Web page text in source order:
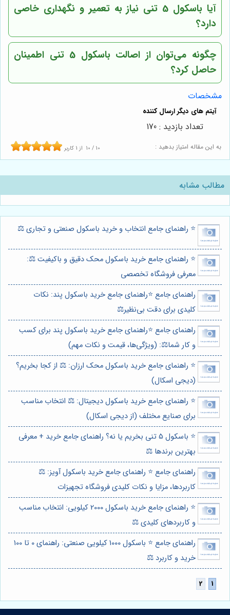
آیا باسکول 5 تنی نیاز به تعمیر و نگهداری خاصی
دارد؟
چگونه می‌توان از اصالت باسکول 5 تنی اطمینان
حاصل کرد؟
مشخصات
به این مقاله امتیاز بدهید : 10 / 10 از 1 کاربر
تعداد بازدید : 170
مطالب مشابه
⭐️ راهنمای جامع انتخاب و خرید باسکول صنعتی و تجاری ⚖️
⭐️ راهنمای جامع خرید باسکول محک دقیق و باکیفیت ⚖️:
معرفی فروشگاه تخصصی
راهنمای جامع ⭐️راهنمای جامع خرید باسکول پند: نکات
کلیدی برای دقت بی‌نظیر⚖️
راهنمای جامع ⭐️راهنمای جامع خرید باسکول پند برای کسب
و کار شما⚖️: (ویژگی‌ها، قیمت و نکات مهم)
⭐️ راهنمای جامع خرید باسکول محک ارزان: ⚖️ از کجا بخریم؟
(دیجی اسکال)
⭐️ راهنمای جامع خرید باسکول دیجیتال: ⚖️ انتخاب مناسب
برای صنایع مختلف (از دیجی اسکال)
⭐️ باسکول 5 تنی بخریم یا نه؟ راهنمای جامع خرید + معرفی
بهترین برندها ⚖️
راهنمای جامع ⭐️ راهنمای جامع خرید باسکول آویز: ⚖️
کاربردها، مزایا و نکات کلیدی فروشگاه تجهیزات
⭐️ راهنمای جامع خرید باسکول 2000 کیلویی: انتخاب مناسب
و کاربردهای کلیدی ⚖️
راهنمای جامع ⭐️ باسکول 1000 کیلویی صنعتی: راهنمای 0 تا 100
خرید و کاربرد ⚖️